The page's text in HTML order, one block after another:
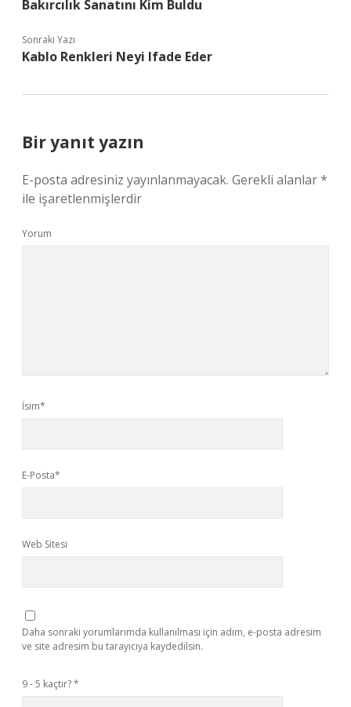
Bakırcılık Sanatını Kim Buldu
Sonraki Yazı
Kablo Renkleri Neyi Ifade Eder
Bir yanıt yazın
E-posta adresiniz yayınlanmayacak. Gerekli alanlar*
ile işaretlenmişlerdir
Yorum
İsim*
E-Posta*
Web Sitesi
Daha sonraki yorumlarımda kullanılması için adım, e-posta adresim
ve site adresim bu tarayıcıya kaydedilsin.
9 - 5 kaçtır?*